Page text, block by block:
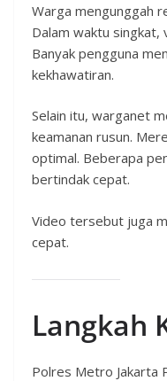
Warga mengunggah
Dalam waktu
Banyak pengguna
kekhawatiran.
Selain itu, warganet
keamanan rusun.
optimal. Beberapa
bertindak cepat.
Video tersebut juga
cepat.
Langkah
Polres Metro Jakarta